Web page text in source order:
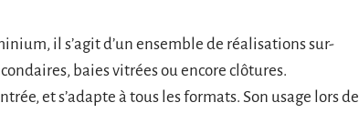
il s’agit d’un ensemble de réalisations sur-
baies vitrées ou encore clôtures.
et s’adapte à tous les formats. Son usage lors de